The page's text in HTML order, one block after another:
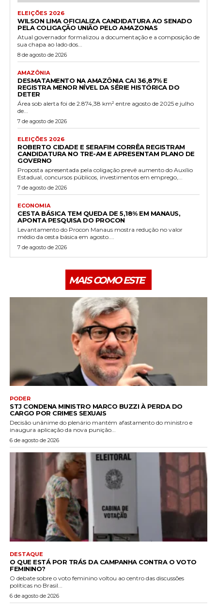
ELEIÇÕES 2026
WILSON LIMA OFICIALIZA CANDIDATURA AO SENADO
PELA COLIGAÇÃO UNIÃO PELO AMAZONAS
Atual governador formalizou a documentação e a composição de
sua chapa ao lado dos...
8 de agosto de 2026
AMAZÔNIA
DESMATAMENTO NA AMAZÔNIA CAI 36,87% E
REGISTRA MENOR NÍVEL DA SÉRIE HISTÓRICA DO
DETER
Área sob alerta foi de 2.874,38 km² entre agosto de 2025 e julho
de...
7 de agosto de 2026
ELEIÇÕES 2026
ROBERTO CIDADE E SERAFIM CORRÊA REGISTRAM
CANDIDATURA NO TRE-AM E APRESENTAM PLANO DE
GOVERNO
Proposta apresentada pela coligação prevê aumento do Auxílio
Estadual, concursos públicos, investimentos em emprego,...
7 de agosto de 2026
ECONOMIA
CESTA BÁSICA TEM QUEDA DE 5,18% EM MANAUS,
APONTA PESQUISA DO PROCON
Levantamento do Procon Manaus mostra redução no valor
médio da cesta básica em agosto....
7 de agosto de 2026
MAIS COMO ESTE
PODER
STJ CONDENA MINISTRO MARCO BUZZI À PERDA DO
CARGO POR CRIMES SEXUAIS
Decisão unânime do plenário mantém afastamento do ministro e
inaugura aplicação da nova punição...
6 de agosto de 2026
DESTAQUE
O QUE ESTÁ POR TRÁS DA CAMPANHA CONTRA O VOTO
FEMININO?
O debate sobre o voto feminino voltou ao centro das discussões
políticas no Brasil...
6 de agosto de 2026